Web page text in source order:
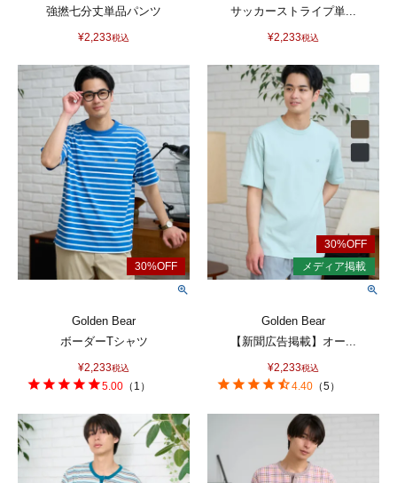
強撚七分丈単品パンツ
¥2,233税込
サッカーストライプ単...
¥2,233税込
Golden Bear
ボーダーTシャツ
¥2,233税込
5.00 （ 1 ）
Golden Bear
【新聞広告掲載】オー...
¥2,233税込
4.40 （5）